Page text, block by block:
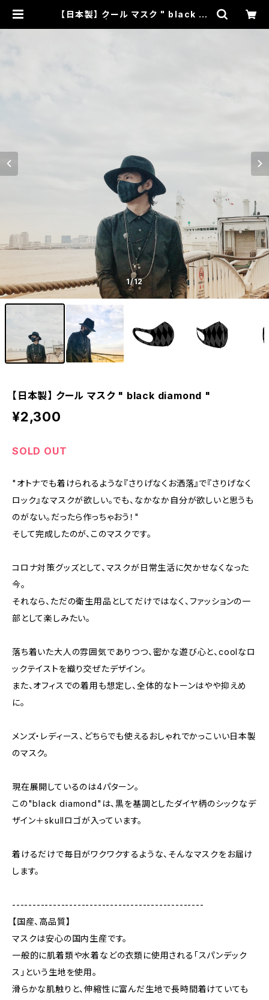
【日本製】 クール マスク " black di
1/12
【日本製】 クール マスク " black diamond "
¥2,300
SOLD OUT
"オトナでも着けられるような『さりげなくお洒落』で『さりげなく
ロック』なマスクが欲しい。でも、なかなか自分が欲しいと思うも
のがない。だったら作っちゃおう！"
そして完成したのが、このマスクです。
コロナ対策グッズとして、マスクが日常生活に欠かせなくなった
今。
それなら、ただの衛生用品としてだけではなく、ファッションの一
部として楽しみたい。
落ち着いた大人の雰囲気でありつつ、密かな遊び心と、coolなロ
ックテイストを織り交ぜたデザイン。
また、オフィスでの着用も想定し、全体的なトーンはやや抑えめ
に。
メンズ・レディース、どちらでも使えるおしゃれでかっこいい日本製
のマスク。
現在展開しているのは4パターン。
この"black diamond"は、黒を基調としたダイヤ柄のシックなデ
ザイン＋skullロゴが入っています。
着けるだけで毎日がワクワクするような、そんなマスクをお届け
します。
-----------------------------------------------
【国産、高品質】
マスクは安心の国内生産です。
一般的に肌着類や水着などの衣類に使用される「スパンデック
ス」という生地を使用。
滑らかな肌触りと、伸縮性に富んだ生地で長時間着けていても